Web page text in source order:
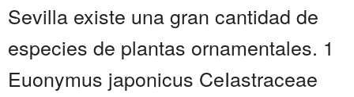
Sevilla existe una gran cantidad de
especies de plantas ornamentales. 1
Euonymus japonicus CeIastraceae